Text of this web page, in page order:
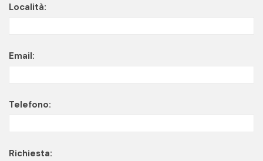
Località:
Email:
Telefono:
Richiesta: